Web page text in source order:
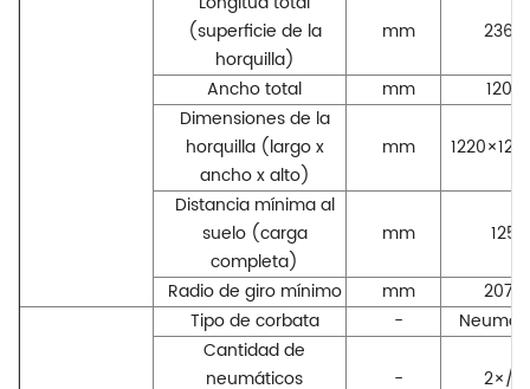
(superficie de la
horquilla)
mm 2369
Ancho total mm
1200
Dimensiones de la
horquilla (largo x
ancho x alto)
mm
Distancia mínima al
suelo (carga
completa)
mm 125
Radio de giro mínimo mm 2070
Tipo de corbata -
Cantidad de
neumáticos
- 2×/2